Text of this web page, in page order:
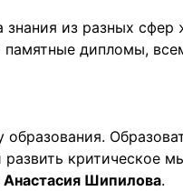
знания из разных сфер
памятные дипломы,
критическое
Анастасия Шипилова.